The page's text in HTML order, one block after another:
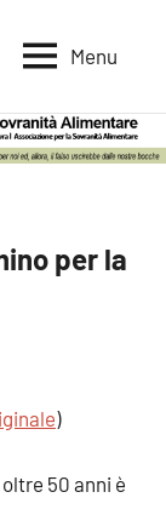
Menu
per la
)
50 anni è